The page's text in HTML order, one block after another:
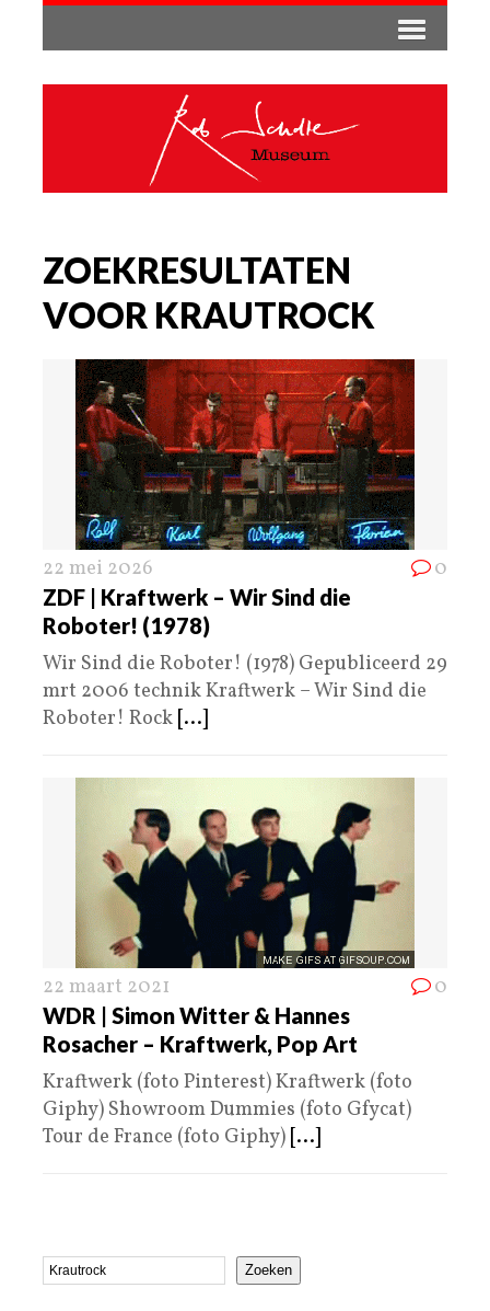
ZOEKRESULTATEN
VOOR KRAUTROCK
22 mei 2026 0
ZDF | Kraftwerk – Wir Sind die
Roboter! (1978)
Wir Sind die Roboter! (1978) Gepubliceerd 29
mrt 2006 technik Kraftwerk – Wir Sind die
Roboter! Rock [...]
22 maart 2021 0
WDR | Simon Witter & Hannes
Rosacher – Kraftwerk, Pop Art
Kraftwerk (foto Pinterest) Kraftwerk (foto
Giphy) Showroom Dummies (foto Gfycat)
Tour de France (foto Giphy) [...]
Zoeken